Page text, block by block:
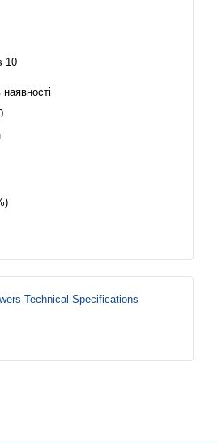
10
Technical-Specifications